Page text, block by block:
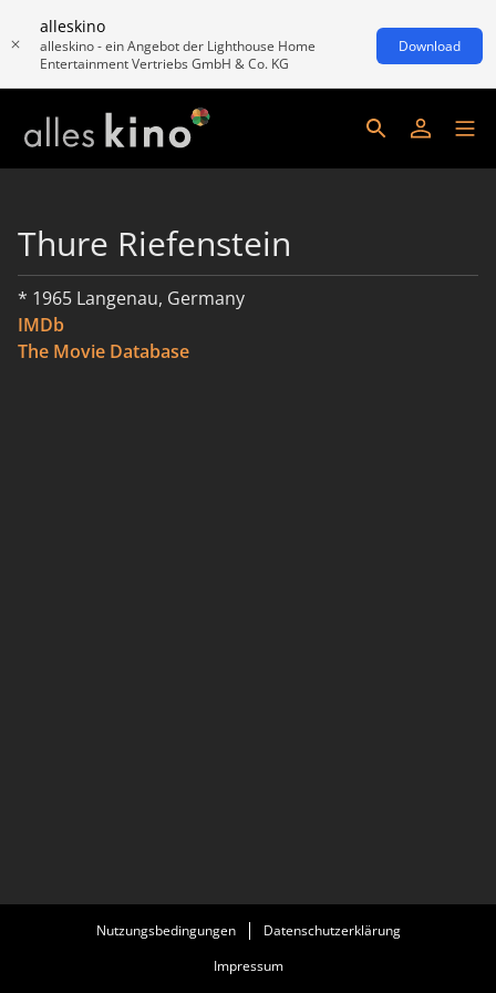
alleskino
alleskino - ein Angebot der Lighthouse Home
Entertainment Vertriebs GmbH & Co. KG
Download
Thure Riefenstein
* 1965 Langenau, Germany
IMDb
The Movie Database
Nutzungsbedingungen
Datenschutzerklärung
Impressum